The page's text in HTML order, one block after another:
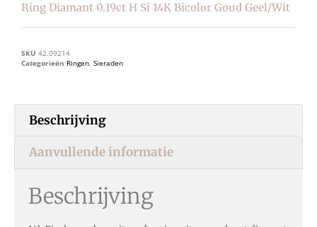
Ring Diamant 0.19ct H Si 14K Bicolor Goud Geel/wit
SKU 42.09214
Categorieën Ringen, Sieraden
Beschrijving
Aanvullende informatie
Beschrijving